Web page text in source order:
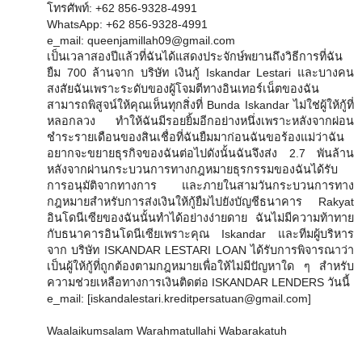
โทรศัพท์: +62 856-9328-4991
WhatsApp: +62 856-9328-4991
e_mail: queenjamillah09@gmail.com
เป็นเวลาสองปีแล้วที่ฉันได้แสดงประจักษ์พยานถึงวิธีการที่ฉัน
ยืม 700 ล้านจาก บริษัท เงินกู้ Iskandar Lestari และบางคน
สงสัยฉันเพราะระดับของผู้โจมตีทางอินเทอร์เน็ตของฉัน
สามารถพิสูจน์ให้คุณเห็นทุกสิ่งที่ Bunda Iskandar ไม่ใช่ผู้ให้กู้ที่
หลอกลวง ทำให้ฉันมีรอยยิ้มอีกอย่างหนึ่งเพราะหลังจากผ่อน
ชำระรายเดือนของสินเชื่อที่ฉันยืมมาก่อนฉันขอร้องแม่ว่าฉัน
อยากจะขยายธุรกิจของฉันต่อไปดังนั้นฉันจึงส่ง 2.7 พันล้าน
หลังจากผ่านกระบวนการทางกฎหมายธุรกรรมของฉันได้รับ
การอนุมัติจากทางการ และภายในสามวันกระบวนการทาง
กฎหมายสำหรับการส่งเงินให้กู้ยืมไปยังบัญชีธนาคาร Rakyat
อินโดนีเซียของฉันนั้นทำได้อย่างง่ายดาย ฉันไม่มีความท้าทาย
กับธนาคารอินโดนีเซียเพราะคุณ Iskandar และทีมผู้บริหาร
จาก บริษัท ISKANDAR LESTARI LOAN ได้รับการพิจารณาว่า
เป็นผู้ให้กู้ที่ถูกต้องตามกฎหมายเพื่อให้ไม่มีปัญหาใด ๆ สำหรับ
ความช่วยเหลือทางการเงินติดต่อ ISKANDAR LENDERS วันนี้
e_mail: [iskandalestari.kreditpersatuan@gmail.com]
Waalaikumsalam Warahmatullahi Wabarakatuh